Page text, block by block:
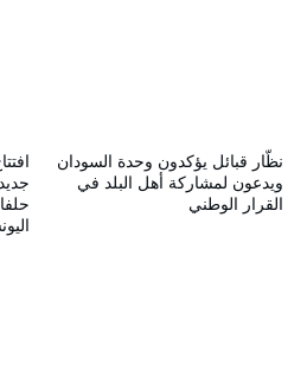
نظّار قبائل يؤكدون وحدة السودان
ويدعون لمشاركة أهل البلد في
القرار الوطني